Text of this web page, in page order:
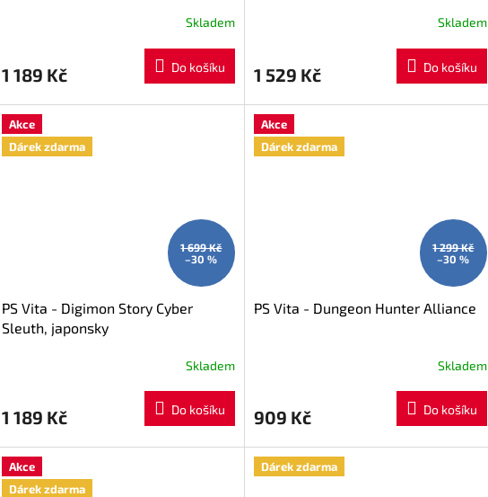
je
z
hvězdiček.
Skladem
1 189 Kč Do košíku
Skladem
1 529 Kč Do košíku
Akce
Dárek zdarma
1 699 Kč
–30 %
PS Vita - Digimon Story Cyber
Sleuth, japonsky
Skladem
1 189 Kč Do košíku
Akce
Dárek zdarma
1 299 Kč
–30 %
PS Vita - Dungeon Hunter Alliance
Skladem
909 Kč Do košíku
Akce
Dárek zdarma
Dárek zdarma